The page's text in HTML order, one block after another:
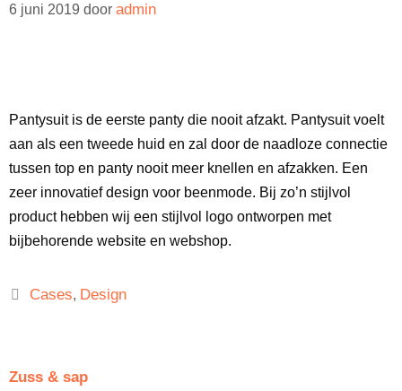
6 juni 2019 door admin
Pantysuit is de eerste panty die nooit afzakt. Pantysuit voelt
aan als een tweede huid en zal door de naadloze connectie
tussen top en panty nooit meer knellen en afzakken. Een
zeer innovatief design voor beenmode. Bij zo’n stijlvol
product hebben wij een stijlvol logo ontworpen met
bijbehorende website en webshop.
Cases, Design
Zuss & sap